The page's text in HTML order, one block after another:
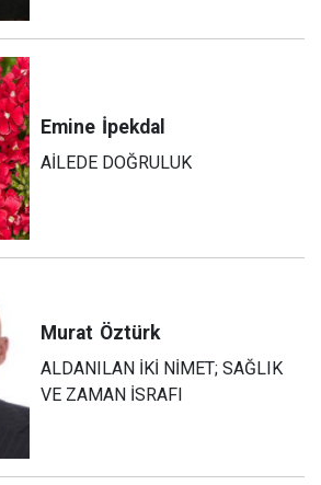
Emine İpekdal
AİLEDE DOĞRULUK
Murat Öztürk
ALDANILAN İKİ NİMET; SAĞLIK
VE ZAMAN İSRAFI